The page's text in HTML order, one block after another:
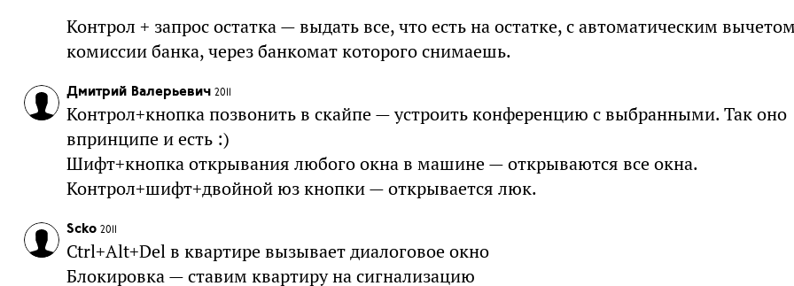
Контрол + запрос остатка — выдать все, что есть на остатке, с автоматическим
комиссии банка, через банкомат которого снимаешь.
Дмитрий Валерьевич 2011
Контрол+кнопка позвонить в скайпе — устроить конференцию с выбранными. Так оно
впринципе и есть :)
Шифт+кнопка открывания любого окна в машине — открываются все окна.
Контрол+шифт+двойной юз кнопки — открывается люк.
Scko 2011
Ctrl+Alt+Del в квартире вызывает диалоговое окно
Блокировка — ставим квартиру на сигнализацию